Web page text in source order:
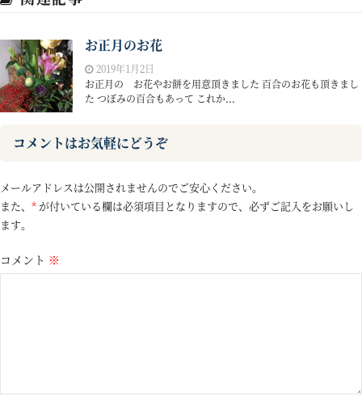
お正月のお花
2019年1月2日
お正月の お花やお餅を用意頂きました 百合のお花も頂きまし
た つぼみの百合もあって これか...
コメントはお気軽にどうぞ
メールアドレスは公開されませんのでご安心ください。
また、 * が付いている欄は必須項目となりますので、必ずご記入をお願いし
ます。
コメント ※